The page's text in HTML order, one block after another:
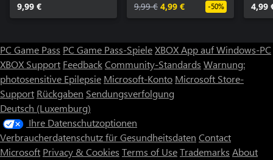
9,99 € 9,99 € 4,99 € -50% 4,99
PC Game Pass PC Game Pass-SpieleXBOX App auf Windows-PC
XBOX Support FeedbackCommunity-Standards Warnung:
photosensitive Epilepsie Microsoft-Konto Microsoft Store-
Support Rückgaben Sendungsverfolgung
Deutsch (Luxemburg)
Ihre Datenschutzoptionen
Verbraucherdatenschutz für Gesundheitsdaten Contact
Microsoft Privacy & Cookies Terms of UseTrademarks About